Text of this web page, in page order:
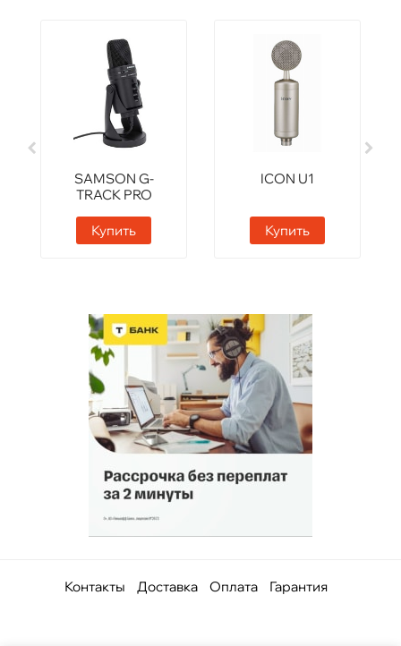
SAMSON G-
TRACK PRO
Купить
ICON U1
Купить
Контакты Доставка Оплата Гарантия